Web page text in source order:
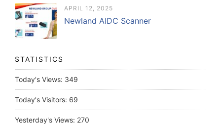
APRIL 12, 2025
Newland AIDC Scanner
STATISTICS
Today's Views: 349
Today's Visitors: 69
Yesterday's Views: 270